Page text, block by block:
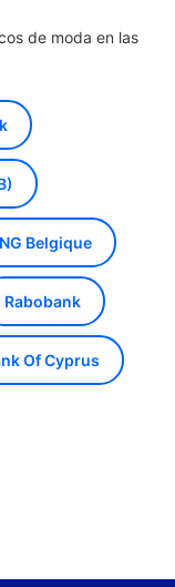
de moda en las
Belgique
Rabobank
Of Cyprus